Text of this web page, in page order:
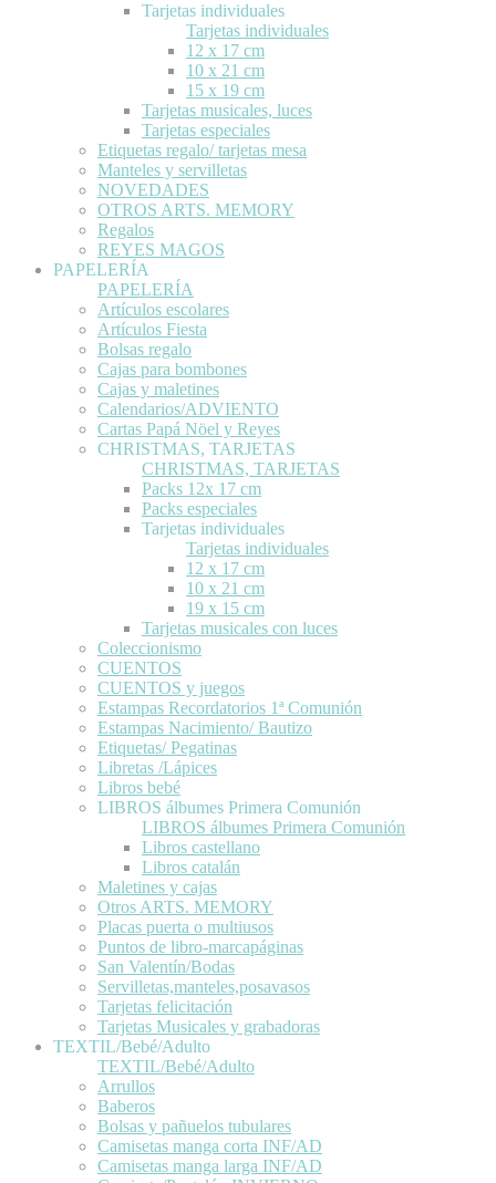
Tarjetas individuales
Tarjetas individuales
12 x 17 cm
10 x 21 cm
15 x 19 cm
Tarjetas musicales, luces
Tarjetas especiales
Etiquetas regalo/ tarjetas mesa
Manteles y servilletas
NOVEDADES
OTROS ARTS. MEMORY
Regalos
REYES MAGOS
PAPELERÍA
PAPELERÍA
Artículos escolares
Artículos Fiesta
Bolsas regalo
Cajas para bombones
Cajas y maletines
Calendarios/ADVIENTO
Cartas Papá Nöel y Reyes
CHRISTMAS, TARJETAS
CHRISTMAS, TARJETAS
Packs 12x 17 cm
Packs especiales
Tarjetas individuales
Tarjetas individuales
12 x 17 cm
10 x 21 cm
19 x 15 cm
Tarjetas musicales con luces
Coleccionismo
CUENTOS
CUENTOS y juegos
Estampas Recordatorios 1ª Comunión
Estampas Nacimiento/ Bautizo
Etiquetas/ Pegatinas
Libretas /Lápices
Libros bebé
LIBROS álbumes Primera Comunión
LIBROS álbumes Primera Comunión
Libros castellano
Libros catalán
Maletines y cajas
Otros ARTS. MEMORY
Placas puerta o multiusos
Puntos de libro-marcapáginas
San Valentín/Bodas
Servilletas,manteles,posavasos
Tarjetas felicitación
Tarjetas Musicales y grabadoras
TEXTIL/Bebé/Adulto
TEXTIL/Bebé/Adulto
Arrullos
Baberos
Bolsas y pañuelos tubulares
Camisetas manga corta INF/AD
Camisetas manga larga INF/AD